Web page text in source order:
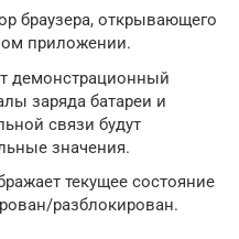
браузера, открывающего
приложении.
демонстрационный
заряда батареи и
связи будут
значения.
текущее состояние
разблокирован.